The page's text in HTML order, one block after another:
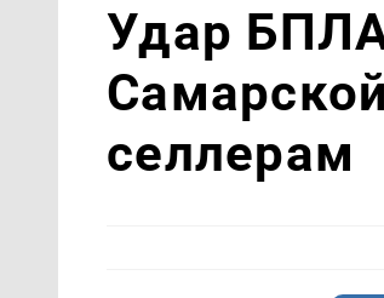
Удар
селлерам